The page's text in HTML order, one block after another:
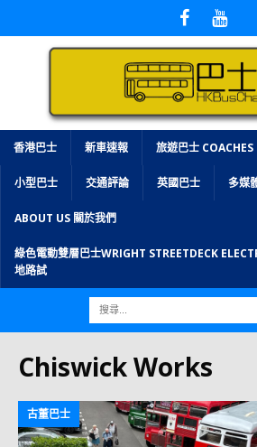
香港巴士 新車速報 旅遊巴士 COACHES
小型巴士 交通評論 英國巴士 多媒
ABOUT US 關於我們
綠色電動雙層巴士WRIGHT STREETDECK
地路試
Chiswick Works
古董巴士